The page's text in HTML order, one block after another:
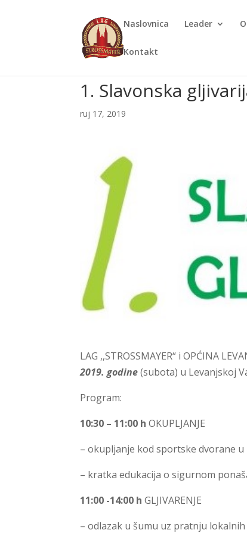
Naslovnica Leader
Kontakt
1. Slavonska
ruj 17, 2019
LAG ,,STROSSMAYER“ i OPĆINA
2019. godine(subota) u Levanjskoj
Program:
10:30 – 11:00 h OKUPLJANJE
– okupljanje kod sportske dvorane u
– kratka edukacija o sigurnom
11:00 -14:00 h GLJIVARENJE
– odlazak u šumu uz pratnju